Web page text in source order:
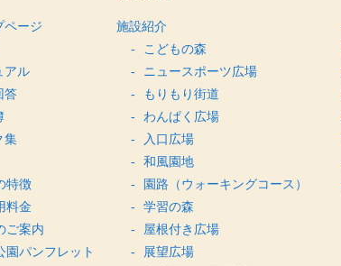
ページ
アル
答
集
特徴
料金
ご案内
園パンフレット
施設紹介
こどもの森
ニュースポーツ広場
もりもり街道
わんぱく広場
入口広場
和風園地
園路（ウォーキングコース）
学習の森
屋根付き広場
展望広場